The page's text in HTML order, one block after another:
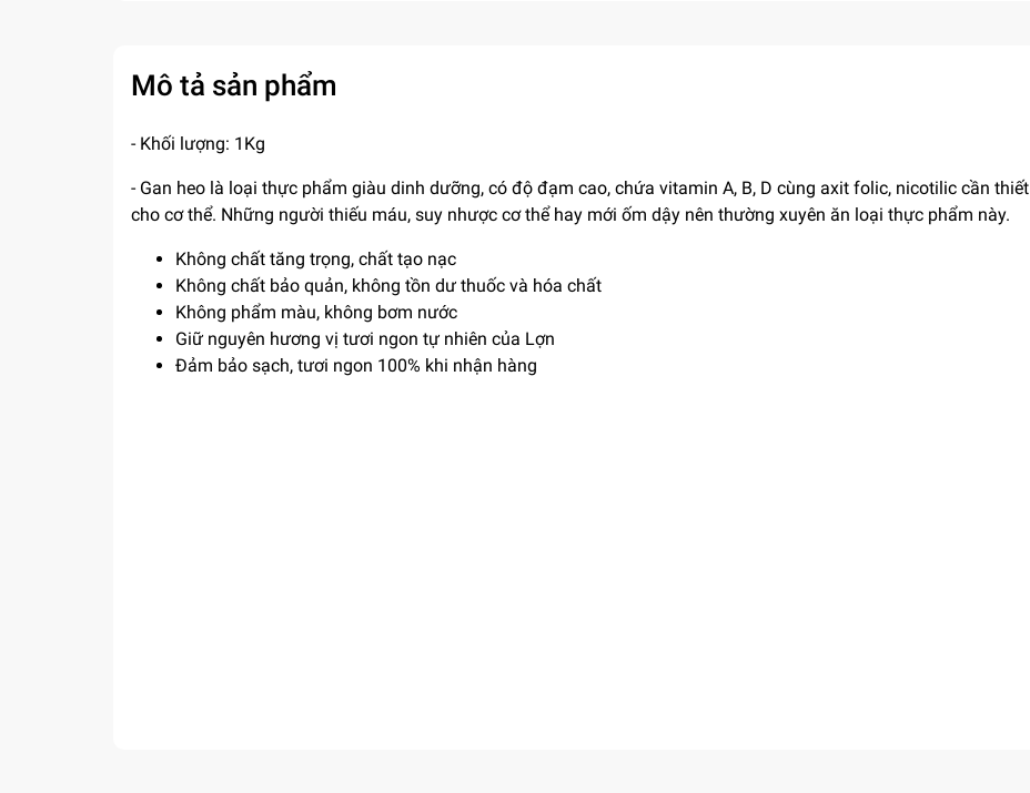
Mô tả sản phẩm
- Khối lượng: 1Kg
- Gan heo là loại thực phẩm giàu dinh dưỡng, có độ đạm cao, chứa vitamin A, B, D cùng axit folic, nicotilic cần thiết
cho cơ thể. Những người thiếu máu, suy nhược cơ thể hay mới ốm dậy nên thường xuyên ăn loại thực phẩm này.
Không chất tăng trọng, chất tạo nạc
Không chất bảo quản, không tồn dư thuốc và hóa chất
Không phẩm màu, không bơm nước
Giữ nguyên hương vị tươi ngon tự nhiên của Lợn
Đảm bảo sạch, tươi ngon 100% khi nhận hàng